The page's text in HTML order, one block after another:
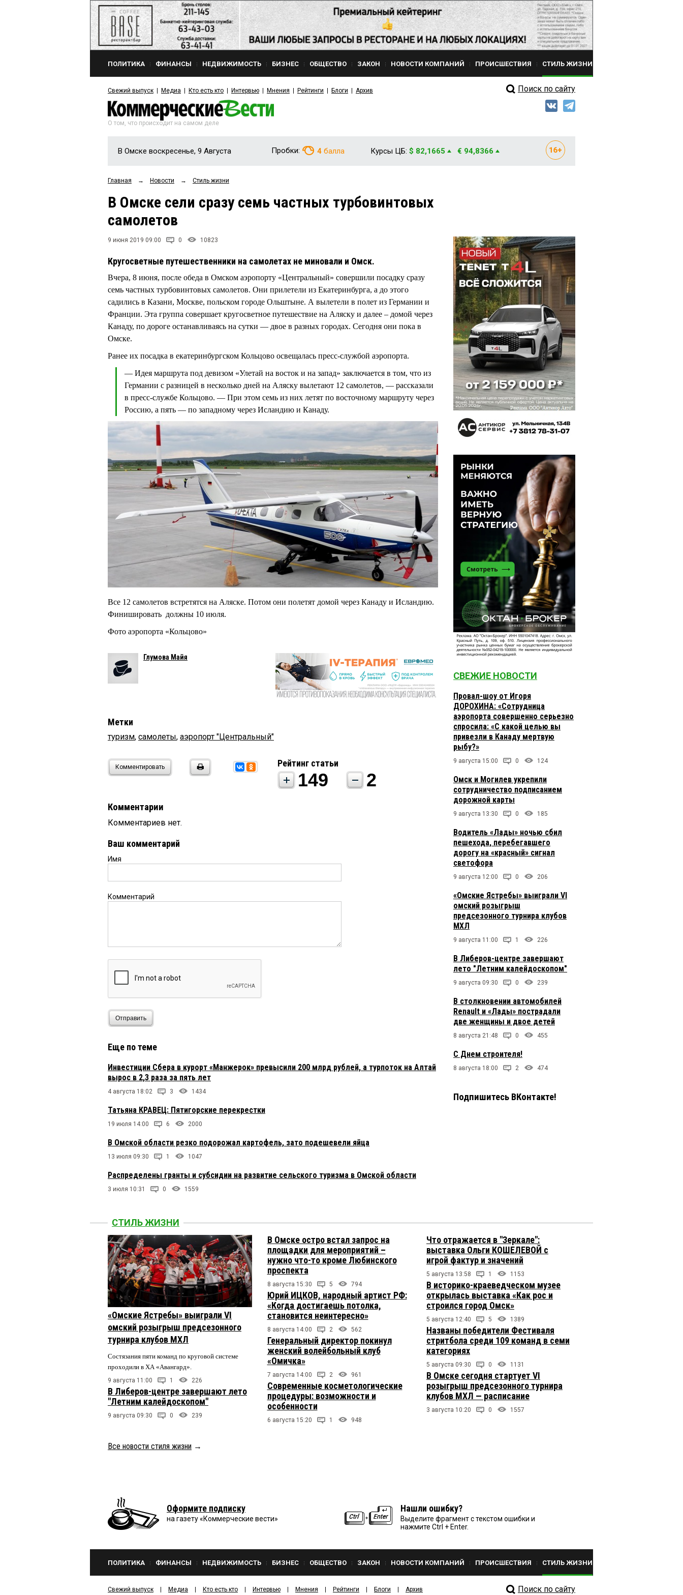
ПОЛИТИКА ФИНАНСЫ НЕДВИЖИМОСТЬ БИЗНЕС ОБЩЕСТВО ЗАКОН НОВОСТИ КОМПАНИЙ ПРОИСШЕСТВИЯ СТИЛЬ ЖИЗНИ
Свежий выпуск Медиа Кто есть кто Интервью Мнения Рейтинги Блоги Архив Поиск по сайту
О том, что происходит на самом деле
В Омске воскресенье, 9 Августа Пробки: 4 балла Курсы ЦБ: $ 82,1665 € 94,8366
Главная → Новости → Стиль жизни
В Омске сели сразу семь частных турбовинтовых
самолетов
9 июня 2019 09:00 0 10823
Кругосветные путешественники на самолетах не миновали и Омск.
Вчера, 8 июня, после обеда в Омском аэропорту «Центральный» совершили посадку сразу
семь частных турбовинтовых самолетов. Они прилетели из Екатеринбурга, а до этого
садились в Казани, Москве, польском городе Ольштыне. А вылетели в полет из Германии и
Франции. Эта группа совершает кругосветное путешествие на Аляску и далее – домой через
Канаду, по дороге останавливаясь на сутки — двое в разных городах. Сегодня они пока в
Омске.
Ранее их посадка в екатеринбургском Кольцово освещалась пресс-службой аэропорта.
— Идея маршрута под девизом «Улетай на восток и на запад» заключается в том, что из
Германии с разницей в несколько дней на Аляску вылетают 12 самолетов, — рассказали
в пресс-службе Кольцово. — При этом семь из них летят по восточному маршруту через
Россию, а пять — по западному через Исландию и Канаду.
Все 12 самолетов встретятся на Аляске. Потом они полетят домой через Канаду и Исландию.
Финишировать должны 10 июля.
Фото аэропорта «Кольцово»
Глумова Майя
Метки
туризм, самолеты, аэропорт "Центральный"
Комментировать Рейтинг статьи
149 2
Комментарии
Комментариев нет.
Ваш комментарий
Имя
Комментарий
Отправить
Еще по теме
Инвестиции Сбера в курорт «Манжерок» превысили 200 млрд рублей, а турпоток на Алтай
вырос в 2,3 раза за пять лет
4 августа 18:02 3 1434
Татьяна КРАВЕЦ: Пятигорские перекрестки
19 июля 14:00 6 2000
В Омской области резко подорожал картофель, зато подешевели яйца
13 июля 09:30 1 1047
Распределены гранты и субсидии на развитие сельского туризма в Омской области
3 июля 10:31 0 1559
СВЕЖИЕ НОВОСТИ
Провал-шоу от Игоря
ДОРОХИНА: «Сотрудница
аэропорта совершенно серьезно
спросила: «С какой целью вы
привезли в Канаду мертвую
рыбу?»
9 августа 15:00 0 124
Омск и Могилев укрепили
сотрудничество подписанием
дорожной карты
9 августа 13:30 0 185
Водитель «Лады» ночью сбил
пешехода, перебегавшего
дорогу на «красный» сигнал
светофора
9 августа 12:00 0 206
«Омские Ястребы» выиграли VI
омский розыгрыш
предсезонного турнира клубов
МХЛ
9 августа 11:00 1 226
В Либеров-центре завершают
лето "Летним калейдоскопом"
9 августа 09:30 0 239
В столкновении автомобилей
Renault и «Лады» пострадали
две женщины и двое детей
8 августа 21:48 0 455
С Днем строителя!
8 августа 18:00 2 474
Подпишитесь ВКонтакте!
СТИЛЬ ЖИЗНИ
«Омские Ястребы» выиграли VI
омский розыгрыш предсезонного
турнира клубов МХЛ
Состязания пяти команд по круговой системе
проходили в ХА «Авангард».
9 августа 11:00 1 226
В Либеров-центре завершают лето
"Летним калейдоскопом"
9 августа 09:30 0 239
В Омске остро встал запрос на
площадки для мероприятий –
нужно что-то кроме Любинского
проспекта
8 августа 15:30 5 794
Юрий ИЦКОВ, народный артист РФ:
«Когда достигаешь потолка,
становится неинтересно»
8 августа 14:00 2 562
Генеральный директор покинул
женский волейбольный клуб
«Омичка»
7 августа 14:00 2 961
Современные косметологические
процедуры: возможности и
особенности
6 августа 15:20 1 948
Что отражается в "Зеркале":
выставка Ольги КОШЕЛЕВОЙ с
игрой фактур и значений
5 августа 13:58 1 1153
В историко-краеведческом музее
открылась выставка «Как рос и
строился город Омск»
5 августа 12:40 5 1389
Названы победители Фестиваля
стритбола среди 109 команд в семи
категориях
5 августа 09:30 0 1131
В Омске сегодня стартует VI
розыгрыш предсезонного турнира
клубов МХЛ — расписание
3 августа 10:20 0 1557
Все новости стиля жизни →
Оформите подписку
на газету «Коммерческие вести»
Нашли ошибку?
Выделите фрагмент с текстом ошибки и
нажмите Ctrl + Enter.
ПОЛИТИКА ФИНАНСЫ НЕДВИЖИМОСТЬ БИЗНЕС ОБЩЕСТВО ЗАКОН НОВОСТИ КОМПАНИЙ ПРОИСШЕСТВИЯ СТИЛЬ ЖИЗНИ
Свежий выпуск Медиа Кто есть кто Интервью Мнения Рейтинги Блоги Архив Поиск по сайту